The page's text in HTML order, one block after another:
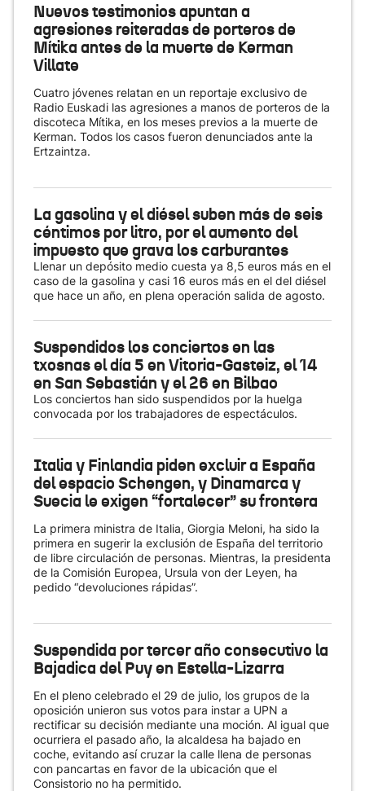
Nuevos testimonios apuntan a
agresiones reiteradas de porteros de
Mítika antes de la muerte de Kerman
Villate
Cuatro jóvenes relatan en un reportaje exclusivo de
Radio Euskadi las agresiones a manos de porteros de la
discoteca Mítika, en los meses previos a la muerte de
Kerman. Todos los casos fueron denunciados ante la
Ertzaintza.
La gasolina y el diésel suben más de seis
céntimos por litro, por el aumento del
impuesto que grava los carburantes
Llenar un depósito medio cuesta ya 8,5 euros más en el
caso de la gasolina y casi 16 euros más en el del diésel
que hace un año, en plena operación salida de agosto.
Suspendidos los conciertos en las
txosnas el día 5 en Vitoria-Gasteiz, el 14
en San Sebastián y el 26 en Bilbao
Los conciertos han sido suspendidos por la huelga
convocada por los trabajadores de espectáculos.
Italia y Finlandia piden excluir a España
del espacio Schengen, y Dinamarca y
Suecia le exigen “fortalecer” su frontera
La primera ministra de Italia, Giorgia Meloni, ha sido la
primera en sugerir la exclusión de España del territorio
de libre circulación de personas. Mientras, la presidenta
de la Comisión Europea, Ursula von der Leyen, ha
pedido “devoluciones rápidas”.
Suspendida por tercer año consecutivo la
Bajadica del Puy en Estella-Lizarra
En el pleno celebrado el 29 de julio, los grupos de la
oposición unieron sus votos para instar a UPN a
rectificar su decisión mediante una moción. Al igual que
ocurriera el pasado año, la alcaldesa ha bajado en
coche, evitando así cruzar la calle llena de personas
con pancartas en favor de la ubicación que el
Consistorio no ha permitido.